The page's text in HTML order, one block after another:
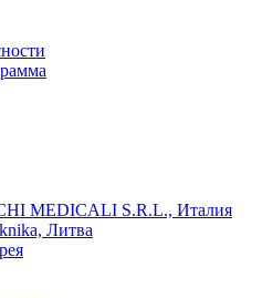
MEDICALI S.R.L., Италия
Литва